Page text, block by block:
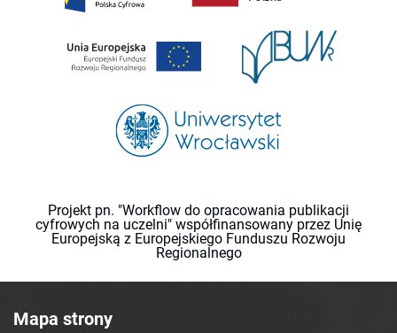
Projekt pn. "Workflow do opracowania publikacji
cyfrowych na uczelni" współfinansowany przez Unię
Europejską z Europejskiego Funduszu Rozwoju
Regionalnego
Mapa strony